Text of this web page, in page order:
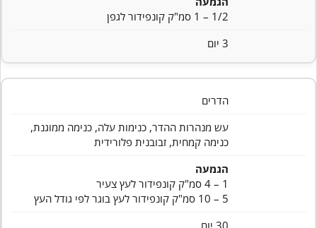
1/2 – 1 סמ"ק קונפידור לגפן
3 יום
הדרים
עש מנהרות ההדר, כנימות עלה, כנימה ממוגנת,
כנימה קמחית, זבובנית פלורידית
הגמעה
1 – 4 סמ"ק קונפידור לעץ צעיר
5 – 10 סמ"ק קונפידור לעץ בוגר לפי גודל העץ